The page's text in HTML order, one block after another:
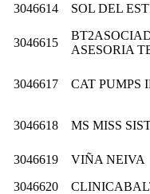
3046614
SOL DEL
3046615
ASESORIA
3046617 CAT PUMPS
3046618 MS MISS
3046619
VIÑA NEIVA
3046620